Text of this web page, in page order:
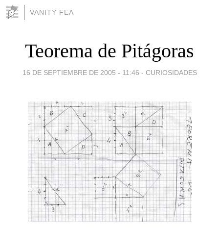
VANITY FEA
Teorema de Pitágoras
16 DE SEPTIEMBRE DE 2005 - 11:46 - CURIOSIDADES